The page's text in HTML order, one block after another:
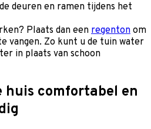
deuren en ramen tijdens het
Plaats dan een regenton om
vangen. Zo kunt u de tuin water
in plaats van schoon
huis comfortabel en